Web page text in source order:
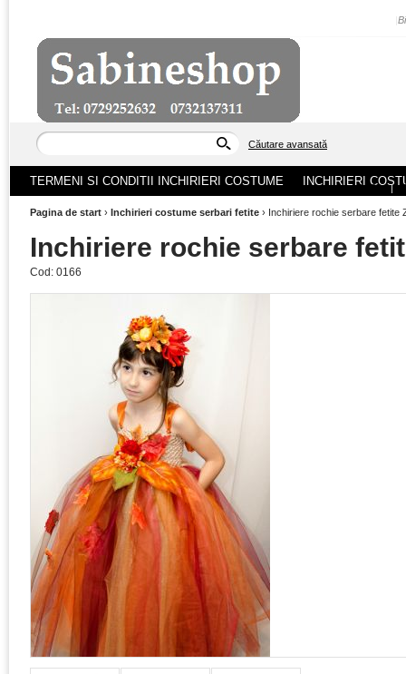
Căutare avansată
ACASA |
TERMENI SI CONDITII INCHIRIERI COSTUME INCHIRIERI
Pagina de start › Inchirieri costume serbari fetite › Inchiriere rochie serbare fetite
Inchiriere rochie serbare
Cod: 0166